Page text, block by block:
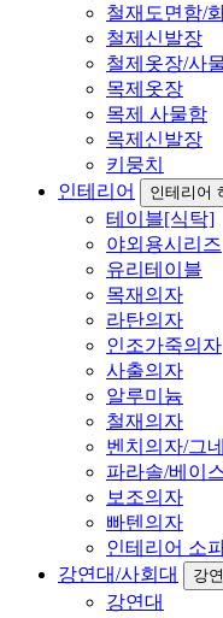
철재도면함/
철제신발장
철제옷장/사
목제옷장
목제 사물함
목제신발장
키뭉치
인테리어
인테리어
테이블[식탁]
야외용시리즈
유리테이블
목재의자
라탄의자
인조가죽의자
사출의자
알루미늄
철재의자
벤치의자/그네
파라솔/베이
보조의자
빠텐의자
인테리어 소
강연대/사회대
강
강연대